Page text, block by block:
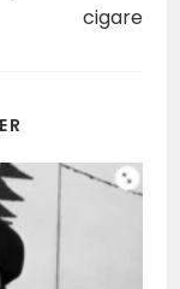
cigare